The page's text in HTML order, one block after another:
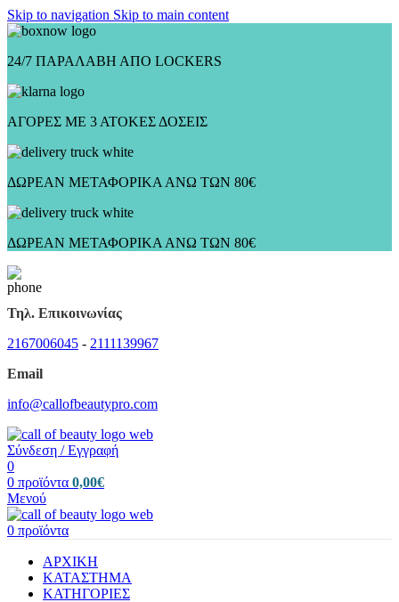
Skip to navigation Skip to main content
24/7 ΠΑΡΑΛΑΒΗ ΑΠΟ LOCKERS
ΑΓΟΡΕΣ ΜΕ 3 ΑΤΟΚΕΣ ΔΟΣΕΙΣ
ΔΩΡΕΑΝ ΜΕΤΑΦΟΡΙΚΑ ΑΝΩ ΤΩΝ 80€
ΔΩΡΕΑΝ ΜΕΤΑΦΟΡΙΚΑ ΑΝΩ ΤΩΝ 80€
Τηλ. Επικοινωνίας
2167006045 - 2111139967
Email
info@callofbeautypro.com
Σύνδεση / Εγγραφή
0
0 προϊόντα 0,00€
Μενού
0 προϊόντα
ΑΡΧΙΚΗ
ΚΑΤΑΣΤΗΜΑ
ΚΑΤΗΓΟΡΙΕΣ